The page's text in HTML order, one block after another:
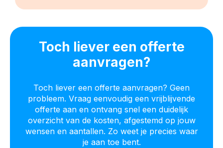
Toch liever een offerte
aanvragen?
Toch liever een offerte aanvragen? Geen
probleem. Vraag eenvoudig een vrijblijvende
offerte aan en ontvang snel een duidelijk
overzicht van de kosten, afgestemd op jouw
wensen en aantallen. Zo weet je precies waar
je aan toe bent.